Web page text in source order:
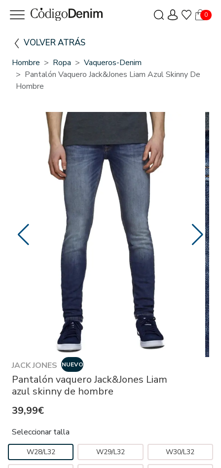
0
VOLVER ATRÁS
Hombre Ropa
Vaqueros-Denim
Pantalón Vaquero Jack&Jones Liam Azul Skinny De
Hombre
JACK JONES NUEVO
Pantalón vaquero Jack&Jones Liam
azul skinny de hombre
39,99€
Seleccionar talla
W28/L32 W29/L32 W30/L32